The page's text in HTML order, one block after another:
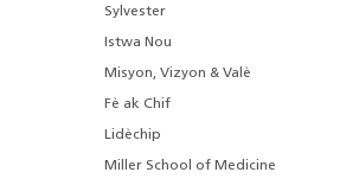
Sylvester
Istwa Nou
Misyon, Vizyon & Valè
Fè ak Chif
Lidèchip
Miller School of Medicine